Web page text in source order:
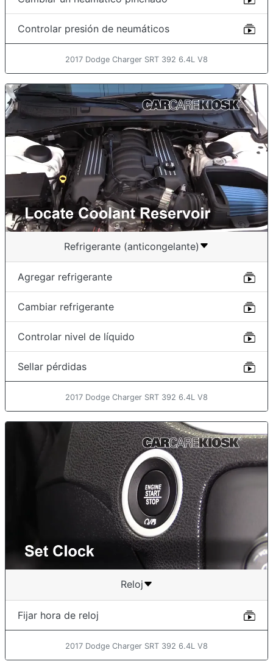
Controlar presión de neumáticos
2017 Dodge Charger SRT 392 6.4L V8
Refrigerante (anticongelante)
Agregar refrigerante
Cambiar refrigerante
Controlar nivel de líquido
Sellar pérdidas
2017 Dodge Charger SRT 392 6.4L V8
Reloj
Fijar hora de reloj
2017 Dodge Charger SRT 392 6.4L V8